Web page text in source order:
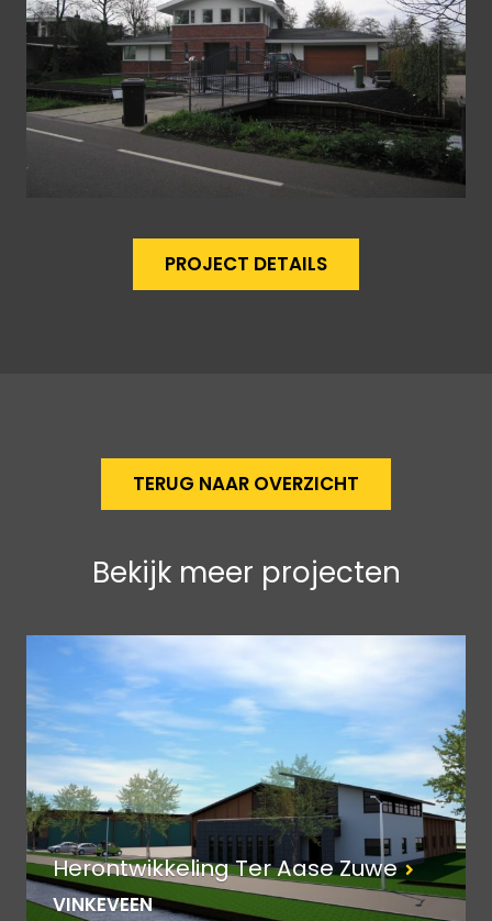
PROJECT DETAILS
TERUG NAAR OVERZICHT
Bekijk meer projecten
Herontwikkeling Ter Aase Zuwe
VINKEVEEN